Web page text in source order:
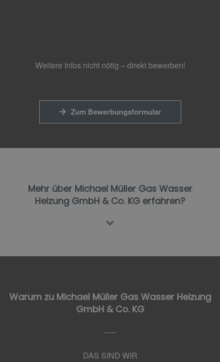
Weitere Infos nicht nötig – direkt bewerben!
Zum Bewerbungsformular
Mehr über Michael Müller Gas Wasser
Heizung GmbH & Co. KG erfahren?
Warum zu Michael Müller Gas Wasser Heizung
GmbH & Co. KG
DAS SIND WIR